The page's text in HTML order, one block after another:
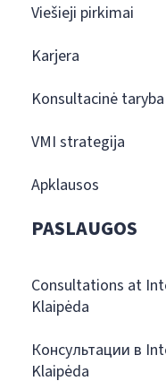
Viešieji pirkimai
Karjera
Konsultacinė taryba
VMI strategija
Apklausos
PASLAUGOS
Consultations at
Klaipėda
Консультации в
Klaipėda